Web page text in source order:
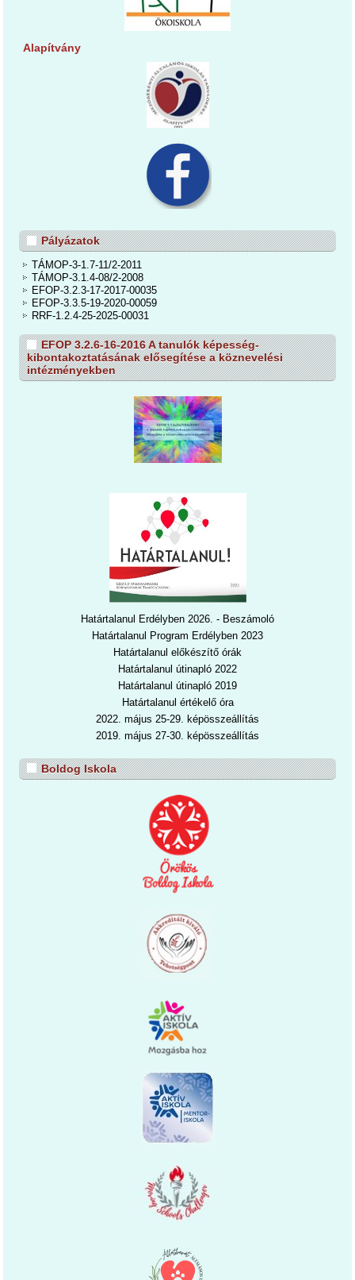
Alapítvány
Pályázatok
TÁMOP-3-1.7-11/2-2011
TÁMOP-3.1.4-08/2-2008
EFOP-3.2.3-17-2017-00035
EFOP-3.3.5-19-2020-00059
RRF-1.2.4-25-2025-00031
EFOP 3.2.6-16-2016 A tanulók képesség-
kibontakoztatásának elősegítése a köznevelési
intézményekben
Határtalanul Erdélyben 2026. - Beszámoló
Határtalanul Program Erdélyben 2023
Határtalanul előkészítő órák
Határtalanul útinapló 2022
Határtalanul útinapl ó 2019
Határtalanul értékelő óra
2022. május 25-29. képösszeállítás
2019. május 27-30. képösszeállítás
Boldog Iskola